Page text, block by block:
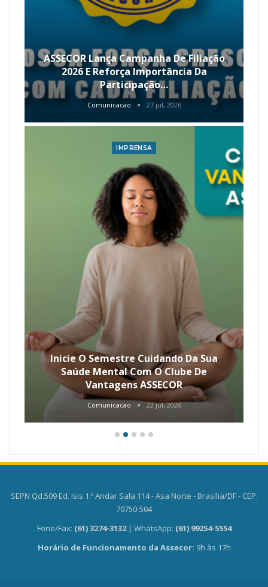
ASSECOR Lança Campanha De Filiação
2026 E Reforça Importância Da
Participação…
Comunicacao 27 jul, 2026
IMPRENSA
Inicie O Semestre Cuidando Da Sua
Saúde Mental Com O Clube De
Vantagens ASSECOR
Comunicacao 22 jul, 2026
SEPN Qd.509 Ed. Isis 1.º Andar Sala 114 - Asa Norte - Brasília/DF - CEP.
70750-504
Fone/Fax: (61) 3274-3132 | WhatsApp: (61) 99254-5554
Horário de Funcionamento da Assecor: 9h às 17h